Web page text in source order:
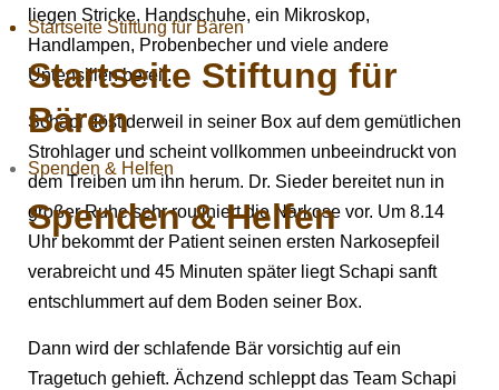
Startseite Stiftung für Bären
Startseite Stiftung für
Bären
Spenden & Helfen
Spenden & Helfen
liegen Stricke, Handschuhe, ein Mikroskop,
Handlampen, Probenbecher und viele andere
Untensilien bereit.
Schapi döst derweil in seiner Box auf dem gemütlichen
Strohlager und scheint vollkommen unbeeindruckt von
dem Treiben um ihn herum. Dr. Sieder bereitet nun in
großer Ruhe sehr routiniert die Narkose vor. Um 8.14
Uhr bekommt der Patient seinen ersten Narkosepfeil
verabreicht und 45 Minuten später liegt Schapi sanft
entschlummert auf dem Boden seiner Box.
Dann wird der schlafende Bär vorsichtig auf ein
Tragetuch gehieft. Ächzend schleppt das Team Schapi